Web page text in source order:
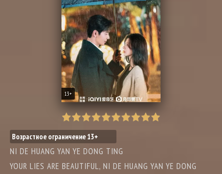
13+
Возрастное ограничение 13+
NI DE HUANG YAN YE DONG TING
YOUR LIES ARE BEAUTIFUL, NI DE HUANG YAN YE DONG